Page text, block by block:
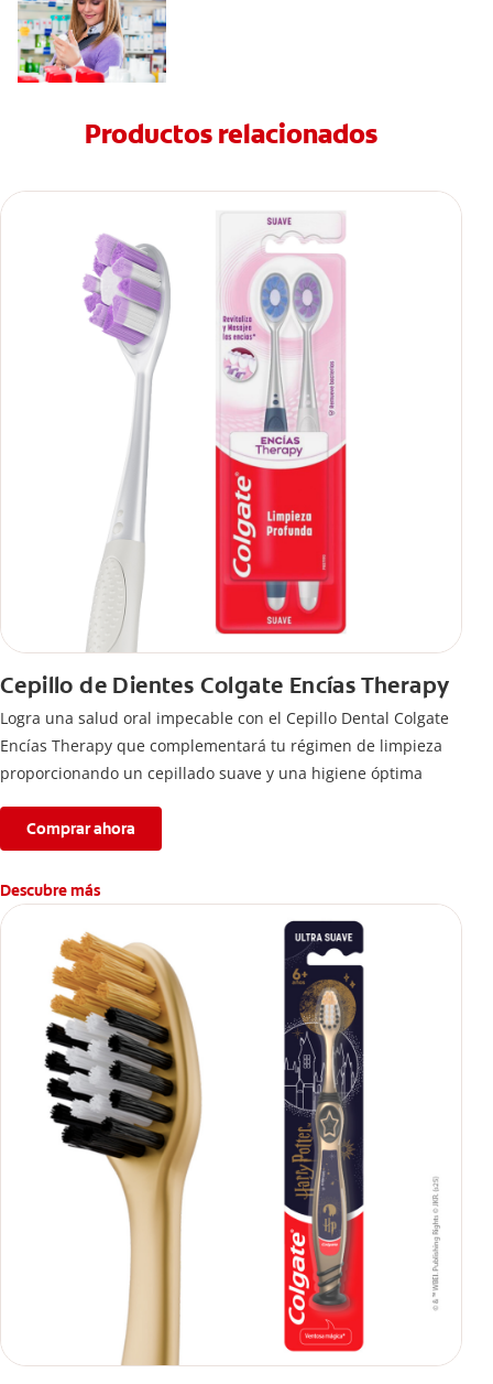
Productos relacionados
Cepillo de Dientes Colgate Encías Therapy
Logra una salud oral impecable con el Cepillo Dental Colgate
Encías Therapy que complementará tu régimen de limpieza
proporcionando un cepillado suave y una higiene óptima
Comprar ahora
Descubre más